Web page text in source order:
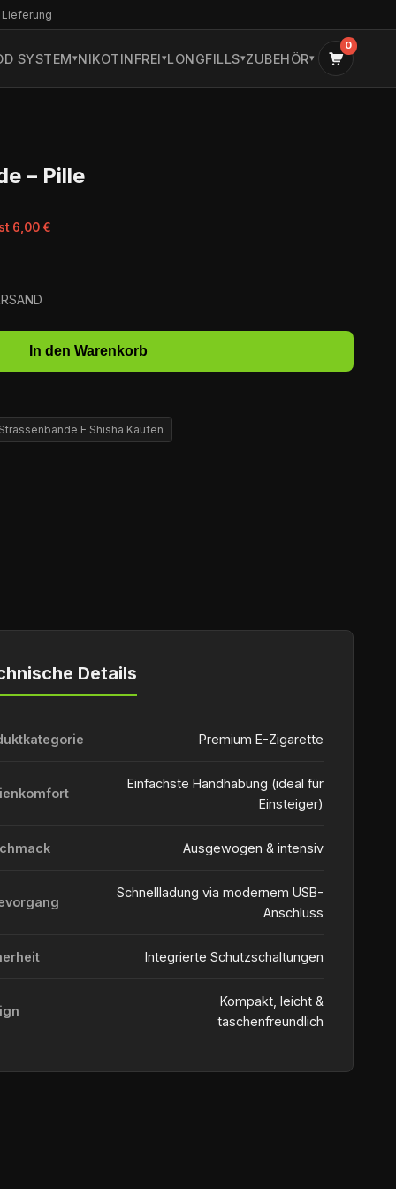
SYSTEM NIKOTINFREI LONGFILLS ZUBEHÖR
0
– Pille
6,00 €
In den Warenkorb
E Shisha Kaufen
Details
Premium E-Zigarette
Einfachste Handhabung (ideal für
Einsteiger)
Ausgewogen & intensiv
Schnellladung via modernem USB-
Anschluss
Integrierte Schutzschaltungen
Kompakt, leicht &
taschenfreundlich